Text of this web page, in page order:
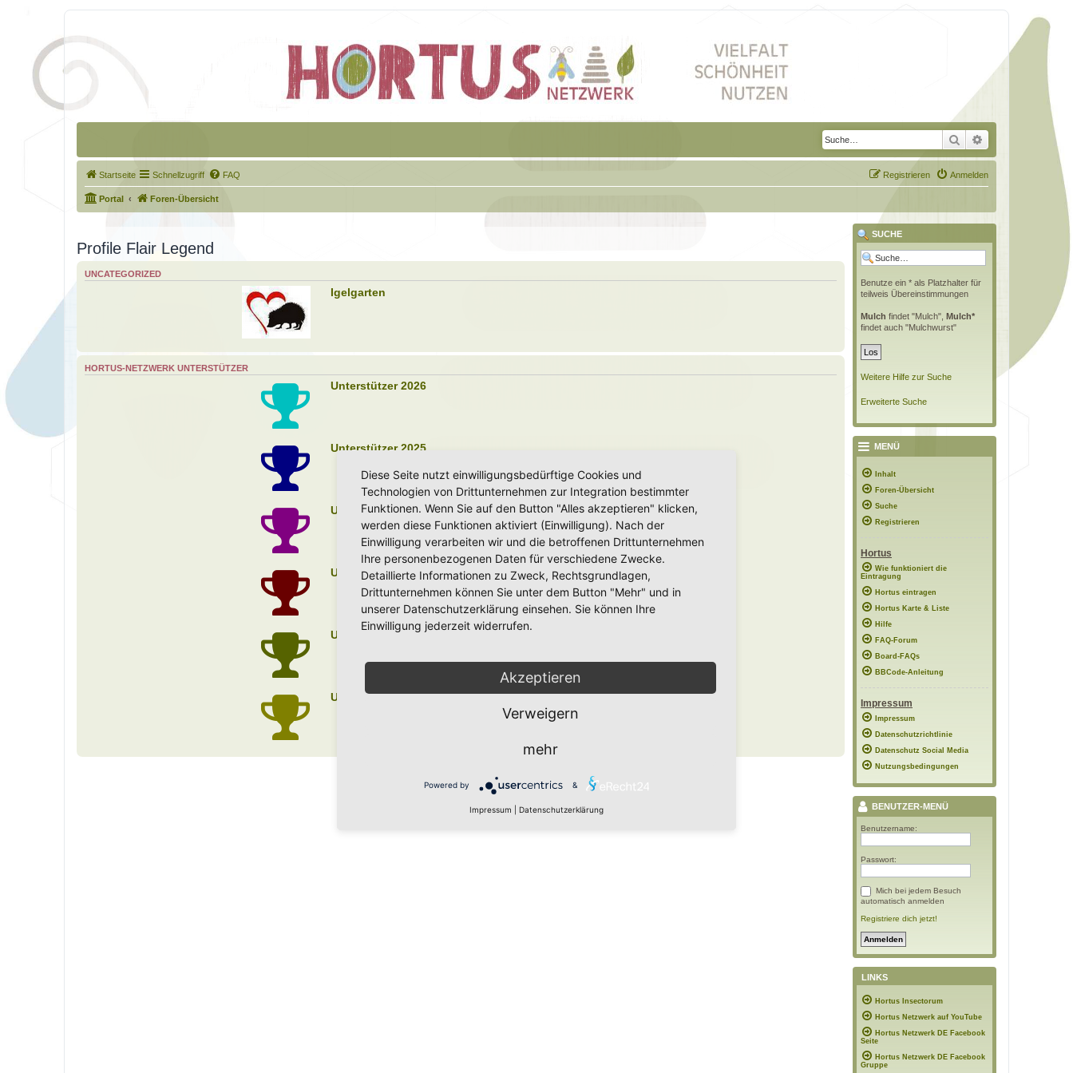
Suche Erweiterte Suche
Startseite Schnellzugriff FAQ Anmelden
Registrieren
Portal Foren-Übersicht
Profile Flair Legend
UNCATEGORIZED
Igelgarten
HORTUS-NETZWERK UNTERSTÜTZER
Unterstützer 2026
Unterstützer 2025
Unterstützer 2024
Unterstützer 2023
Unterstützer 2022
Unterstützer 2021
SUCHE
Benutze ein * als Platzhalter für
teilweis Übereinstimmungen
Mulch findet "Mulch", Mulch*
findet auch "Mulchwurst"
Weitere Hilfe zur Suche
Erweiterte Suche
MENÜ
Inhalt
Foren-Übersicht
Suche
Registrieren
Hortus
Wie funktioniert die
Eintragung
Hortus eintragen
Hortus Karte & Liste
Hilfe
FAQ-Forum
Board-FAQs
BBCode-Anleitung
Impressum
Impressum
Datenschutzrichtlinie
Datenschutz Social Media
Nutzungsbedingungen
BENUTZER-MENÜ
Benutzername:
Passwort:
Mich bei jedem Besuch
automatisch anmelden
Registriere dich jetzt!
LINKS
Hortus Insectorum
Hortus Netzwerk auf YouTube
Hortus Netzwerk DE Facebook
Seite
Hortus Netzwerk DE Facebook
Gruppe
Diese Seite nutzt einwilligungsbedürftige Cookies und
Technologien von Drittunternehmen zur Integration bestimmter
Funktionen. Wenn Sie auf den Button "Alles akzeptieren" klicken,
werden diese Funktionen aktiviert (Einwilligung). Nach der
Einwilligung verarbeiten wir und die betroffenen Drittunternehmen
Ihre personenbezogenen Daten für verschiedene Zwecke.
Detaillierte Informationen zu Zweck, Rechtsgrundlagen,
Drittunternehmen können Sie unter dem Button "Mehr" und in
unserer Datenschutzerklärung einsehen. Sie können Ihre
Einwilligung jederzeit widerrufen.
Akzeptieren
Verweigern
mehr
Powered by &
Impressum Datenschutzerklärung